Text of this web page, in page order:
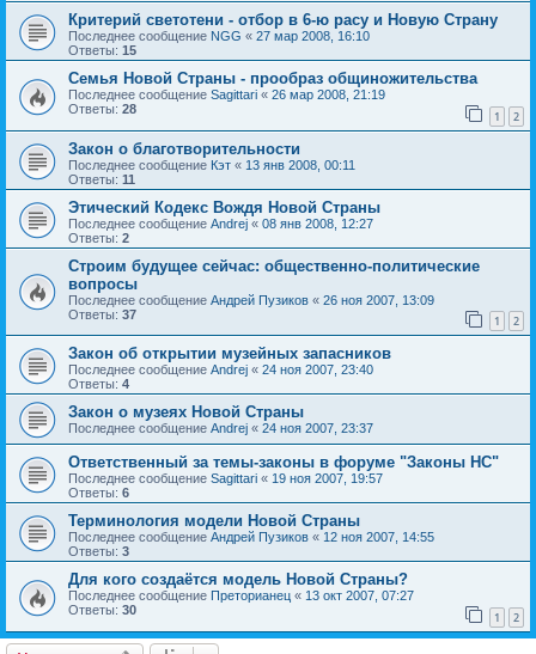
Критерий светотени - отбор в 6-ю расу и Новую Страну
Последнее сообщение NGG « 27 мар 2008, 16:10
Ответы: 15
Семья Новой Страны - прообраз общиножительства
Последнее сообщение Sagittari « 26 мар 2008, 21:19
Ответы: 28 1 2
Закон о благотворительности
Последнее сообщение Кэт « 13 янв 2008, 00:11
Ответы: 11
Этический Кодекс Вождя Новой Страны
Последнее сообщение Andrej « 08 янв 2008, 12:27
Ответы: 2
Строим будущее сейчас: общественно-политические
вопросы
Последнее сообщение Андрей Пузиков « 26 ноя 2007, 13:09
Ответы: 37 1 2
Закон об открытии музейных запасников
Последнее сообщение Andrej « 24 ноя 2007, 23:40
Ответы: 4
Закон о музеях Новой Страны
Последнее сообщение Andrej « 24 ноя 2007, 23:37
Ответственный за темы-законы в форуме "Законы НС"
Последнее сообщение Sagittari « 19 ноя 2007, 19:57
Ответы: 6
Терминология модели Новой Страны
Последнее сообщение Андрей Пузиков « 12 ноя 2007, 14:55
Ответы: 3
Для кого создаётся модель Новой Страны?
Последнее сообщение Преторианец « 13 окт 2007, 07:27
Ответы: 30 1 2